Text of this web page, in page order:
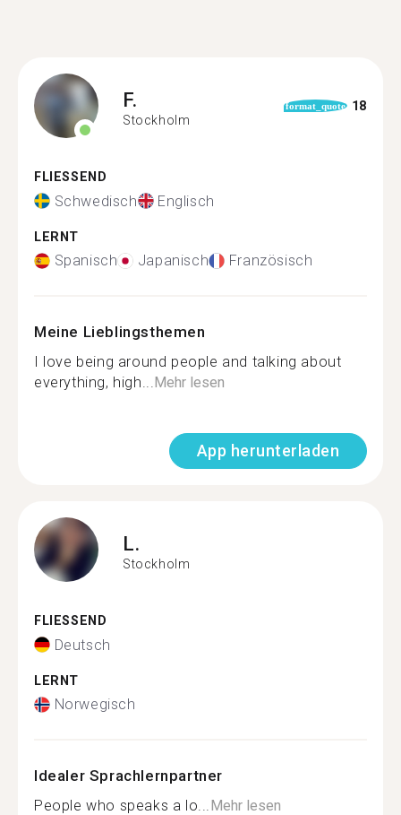
F.
Stockholm
format_quote 18
FLIESSEND
Schwedisch Englisch
LERNT
Spanisch Japanisch Französisch
Meine Lieblingsthemen
I love being around people and talking about
everything, high...Mehr lesen
App herunterladen
L.
Stockholm
FLIESSEND
Deutsch
LERNT
Norwegisch
Idealer Sprachlernpartner
People who speaks a lo...Mehr lesen